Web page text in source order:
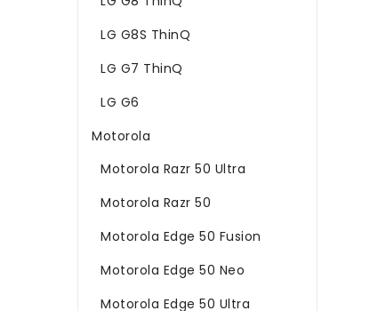
LG G8S ThinQ
LG G7 ThinQ
LG G6
Motorola
Motorola Razr 50 Ultra
Motorola Razr 50
Motorola Edge 50 Fusion
Motorola Edge 50 Neo
Motorola Edge 50 Ultra